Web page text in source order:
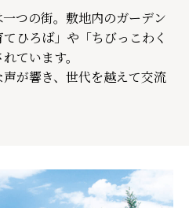
一つの街。敷地内のガーデン
ひろば」や「ちびっこわく
ています。
が響き、世代を越えて交流